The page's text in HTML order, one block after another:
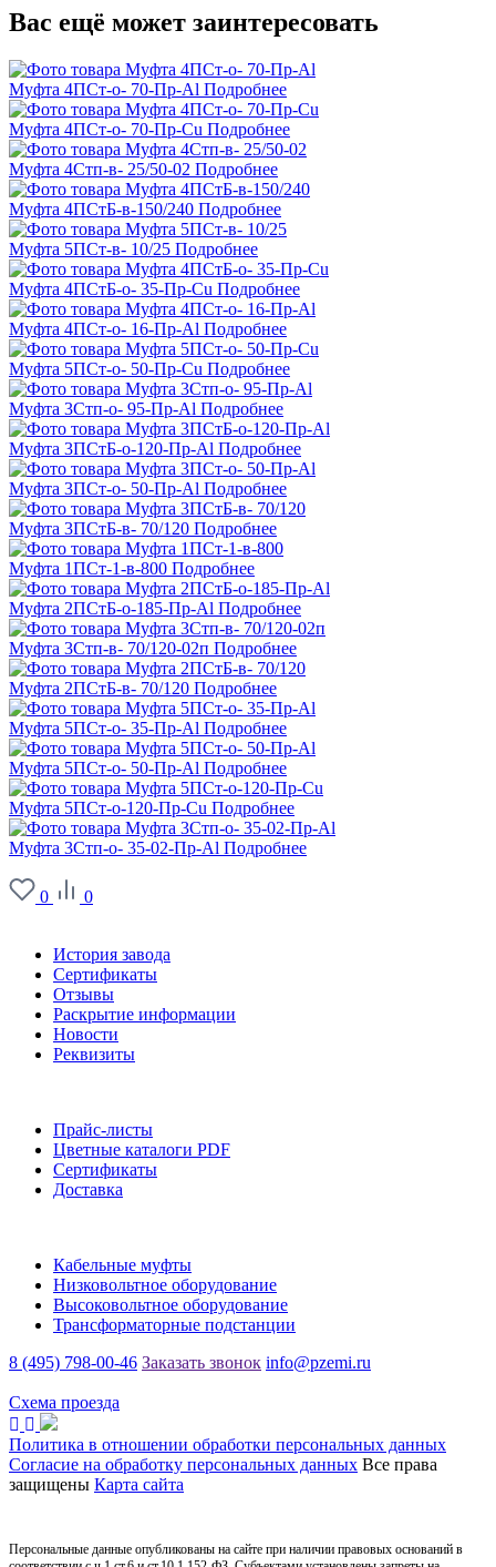
Вас ещё может заинтересовать
Муфта 4ПСт-о- 70-Пр-Al Подробнее
Муфта 4ПСт-о- 70-Пр-Cu Подробнее
Муфта 4Стп-в- 25/50-02 Подробнее
Муфта 4ПСтБ-в-150/240 Подробнее
Муфта 5ПСт-в- 10/25 Подробнее
Муфта 4ПСтБ-о- 35-Пр-Cu Подробнее
Муфта 4ПСт-о- 16-Пр-Al Подробнее
Муфта 5ПСт-о- 50-Пр-Cu Подробнее
Муфта 3Стп-о- 95-Пр-Al Подробнее
Муфта 3ПСтБ-о-120-Пр-Al Подробнее
Муфта 3ПСт-о- 50-Пр-Al Подробнее
Муфта 3ПСтБ-в- 70/120 Подробнее
Муфта 1ПСт-1-в-800 Подробнее
Муфта 2ПСтБ-о-185-Пр-Al Подробнее
Муфта 3Стп-в- 70/120-02п Подробнее
Муфта 2ПСтБ-в- 70/120 Подробнее
Муфта 5ПСт-о- 35-Пр-Al Подробнее
Муфта 5ПСт-о- 50-Пр-Al Подробнее
Муфта 5ПСт-о-120-Пр-Cu Подробнее
Муфта 3Стп-о- 35-02-Пр-Al Подробнее
0
0
История завода
Сертификаты
Отзывы
Раскрытие информации
Новости
Реквизиты
Прайс-листы
Цветные каталоги PDF
Сертификаты
Доставка
Кабельные муфты
Низковольтное оборудование
Высоковольтное оборудование
Трансформаторные подстанции
8 (495) 798-00-46 Заказать звонок info@pzemi.ru
Схема проезда
Политика в отношении обработки персональных данных
Согласие на обработку персональных данных Все права
защищены Карта сайта
Персональные данные опубликованы на сайте при наличии правовых оснований в